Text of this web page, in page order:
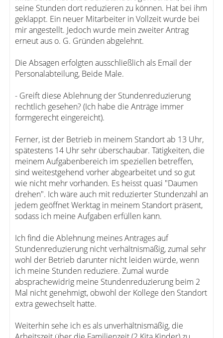
seine Stunden dort reduzieren zu können. Hat bei ihm
geklappt. Ein neuer Mitarbeiter in Vollzeit wurde bei
mir angestellt. Jedoch wurde mein zweiter Antrag
erneut aus o. G. Gründen abgelehnt.
Die Absagen erfolgten ausschließlich als Email der
Personalabteilung, Beide Male.
- Greift diese Ablehnung der Stundenreduzierung
rechtlich gesehen? (Ich habe die Anträge immer
formgerecht eingereicht).
Ferner, ist der Betrieb in meinem Standort ab 13 Uhr,
spätestens 14 Uhr sehr überschaubar. Tätigkeiten, die
meinem Aufgabenbereich im speziellen betreffen,
sind weitestgehend vorher abgearbeitet und so gut
wie nicht mehr vorhanden. Es heisst quasi "Daumen
drehen". Ich wäre auch mit reduzierter Stundenzahl an
jedem geöffnet Werktag in meinem Standort präsent,
sodass ich meine Aufgaben erfüllen kann.
Ich find die Ablehnung meines Antrages auf
Stundenreduzierung nicht verhältnismäßig, zumal sehr
wohl der Betrieb darunter nicht leiden würde, wenn
ich meine Stunden reduziere. Zumal wurde
absprachewidrig meine Stundenreduzierung beim 2
Mal nicht genehmigt, obwohl der Kollege den Standort
extra gewechselt hatte.
Weiterhin sehe ich es als unverhältnismäßig, die